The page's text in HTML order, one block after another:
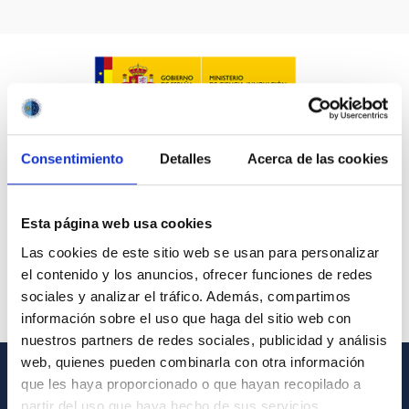
Consentimiento Detalles Acerca de las cookies
Esta página web usa cookies
Las cookies de este sitio web se usan para personalizar
el contenido y los anuncios, ofrecer funciones de redes
sociales y analizar el tráfico. Además, compartimos
información sobre el uso que haga del sitio web con
nuestros partners de redes sociales, publicidad y análisis
web, quienes pueden combinarla con otra información
que les haya proporcionado o que hayan recopilado a
partir del uso que haya hecho de sus servicios.
GENERAL INFORMATION